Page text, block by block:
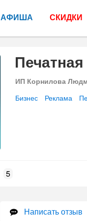
АФИША СКИДКИ
ИП Корнилова
Бизнес Реклама
5
Написать отзыв